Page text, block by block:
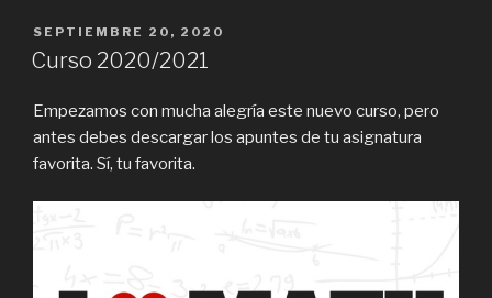
PUBLICADO
EN
SEPTIEMBRE 20, 2020
Curso 2020/2021
Empezamos con mucha alegría este nuevo curso, pero
antes debes descargar los apuntes de tu asignatura
favorita. Sí, tu favorita.